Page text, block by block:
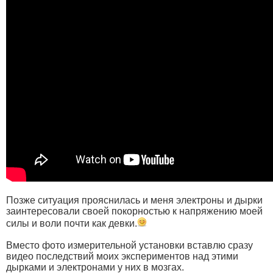
Позже ситуация прояснилась и меня электроны и дырки
заинтересовали своей покорностью к напряжению моей
силы и воли почти как девки.
Вместо фото измерительной установки вставлю сразу
видео последствий моих экспериментов над этими
дырками и электронами у них в мозгах.